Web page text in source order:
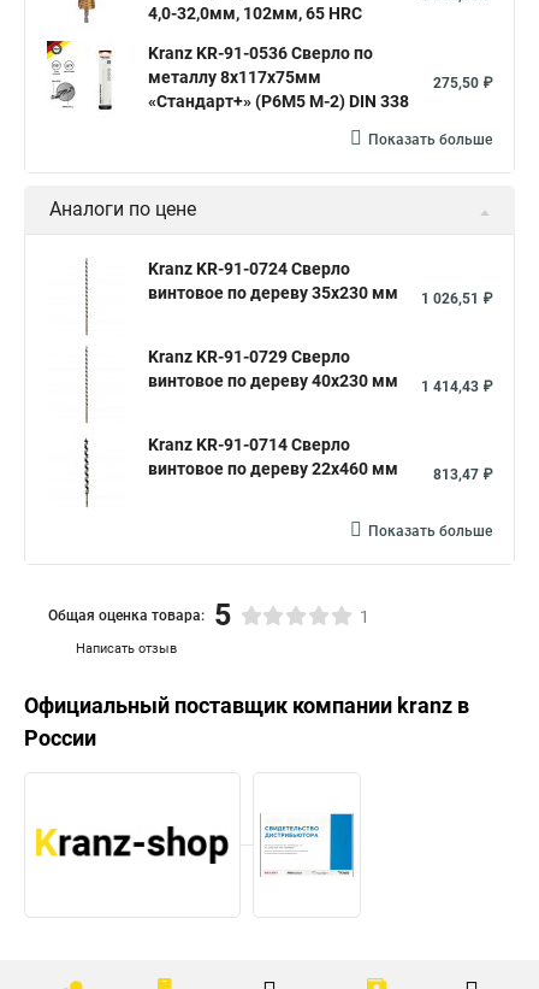
4,0-32,0мм, 102мм, 65 HRC
Kranz KR-91-0536 Сверло по
металлу 8х117х75мм
«Стандарт+» (P6M5 M-2) DIN 338
275,50 ₽
Показать больше
Аналоги по цене
Kranz KR-91-0724 Сверло
винтовое по дереву 35х230 мм
1 026,51 ₽
Kranz KR-91-0729 Сверло
винтовое по дереву 40х230 мм
1 414,43 ₽
Kranz KR-91-0714 Сверло
винтовое по дереву 22х460 мм
813,47 ₽
Показать больше
Написать отзыв
Общая оценка товара: 5 1
Официальный поставщик компании kranz в
России